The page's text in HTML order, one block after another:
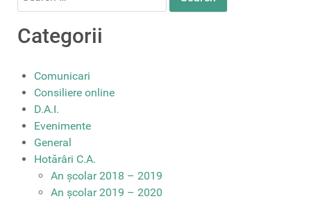
Categorii
Comunicari
Consiliere online
D.A.I.
Evenimente
General
Hotărâri C.A.
An școlar 2018 – 2019
An școlar 2019 – 2020